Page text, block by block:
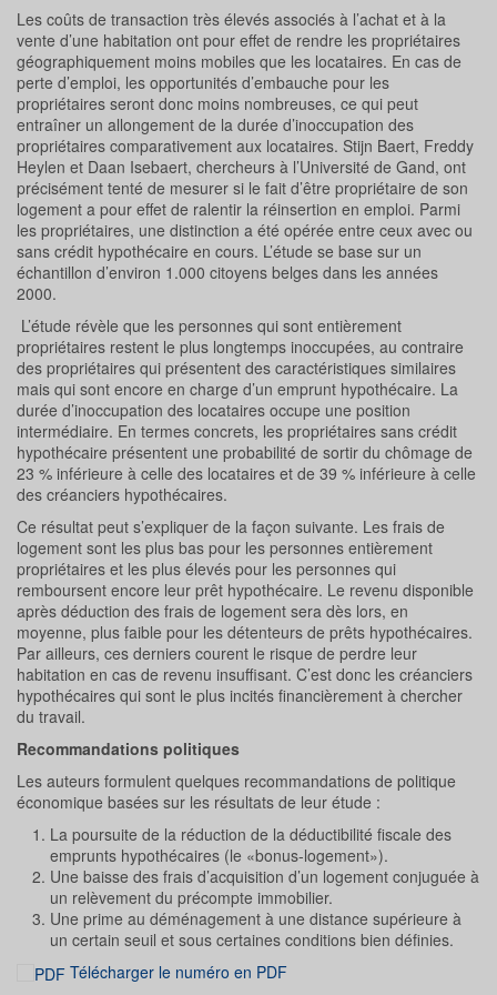
Les coûts de transaction très élevés associés à l’achat et à la
vente d’une habitation ont pour effet de rendre les propriétaires
géographiquement moins mobiles que les locataires. En cas de
perte d’emploi, les opportunités d’embauche pour les
propriétaires seront donc moins nombreuses, ce qui peut
entraîner un allongement de la durée d’inoccupation des
propriétaires comparativement aux locataires. Stijn Baert, Freddy
Heylen et Daan Isebaert, chercheurs à l’Université de Gand, ont
précisément tenté de mesurer si le fait d’être propriétaire de son
logement a pour effet de ralentir la réinsertion en emploi. Parmi
les propriétaires, une distinction a été opérée entre ceux avec ou
sans crédit hypothécaire en cours. L’étude se base sur un
échantillon d’environ 1.000 citoyens belges dans les années
2000.
L’étude révèle que les personnes qui sont entièrement
propriétaires restent le plus longtemps inoccupées, au contraire
des propriétaires qui présentent des caractéristiques similaires
mais qui sont encore en charge d’un emprunt hypothécaire. La
durée d’inoccupation des locataires occupe une position
intermédiaire. En termes concrets, les propriétaires sans crédit
hypothécaire présentent une probabilité de sortir du chômage de
23 % inférieure à celle des locataires et de 39 % inférieure à celle
des créanciers hypothécaires.
Ce résultat peut s’expliquer de la façon suivante. Les frais de
logement sont les plus bas pour les personnes entièrement
propriétaires et les plus élevés pour les personnes qui
remboursent encore leur prêt hypothécaire. Le revenu disponible
après déduction des frais de logement sera dès lors, en
moyenne, plus faible pour les détenteurs de prêts hypothécaires.
Par ailleurs, ces derniers courent le risque de perdre leur
habitation en cas de revenu insuffisant. C’est donc les créanciers
hypothécaires qui sont le plus incités financièrement à chercher
du travail.
Recommandations politiques
Les auteurs formulent quelques recommandations de politique
économique basées sur les résultats de leur étude :
La poursuite de la réduction de la déductibilité fiscale des
emprunts hypothécaires (le «bonus-logement»).
Une baisse des frais d’acquisition d’un logement conjuguée à
un relèvement du précompte immobilier.
Une prime au déménagement à une distance supérieure à
un certain seuil et sous certaines conditions bien définies.
Télécharger le numéro en PDF